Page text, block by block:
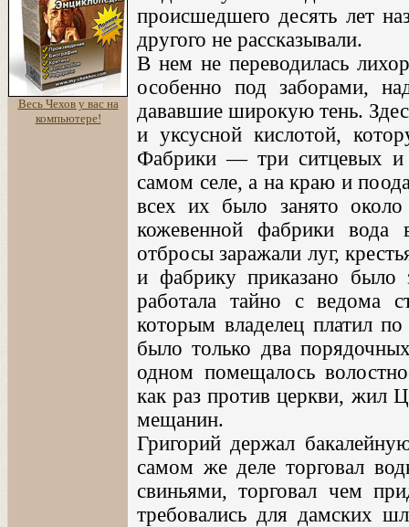
Весь Чехов у вас на
компьютере!
происшедшего десять лет
другого не рассказывали.
В нем не переводилась
особенно под заборами,
дававшие широкую тень.
и уксусной кислотой,
Фабрики — три ситцевых и
самом селе, а на краю и
всех их было занято
кожевенной фабрики вода
отбросы заражали луг,
и фабрику приказано было
работала тайно с ведома
которым владелец платил
было только два
одном помещалось
как раз против церкви, жил
мещанин.
Григорий держал
самом же деле торговал
свиньями, торговал чем
требовались для дамских